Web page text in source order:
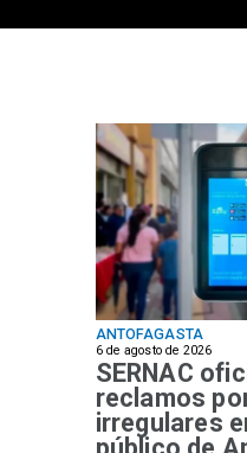
ANTOFAGASTA
6 de agosto de 2026
SERNAC
reclamos
irregulares